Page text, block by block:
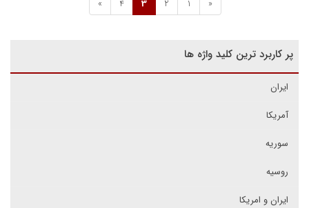
«
1
2
3
4
»
پر کاربرد ترین کلید واژه ها
ایران
آمریکا
سوریه
روسیه
ایران و امریکا